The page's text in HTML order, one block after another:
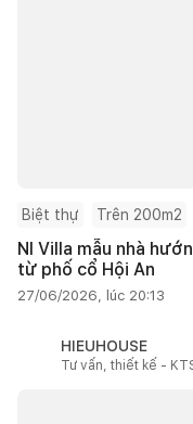
Biệt thự Trên 200m2
NI Villa mẫu nhà
từ phố cổ Hội An
27/06/2026, lúc 20:13
HIEUHOUSE
Tư vấn, thiết kế -